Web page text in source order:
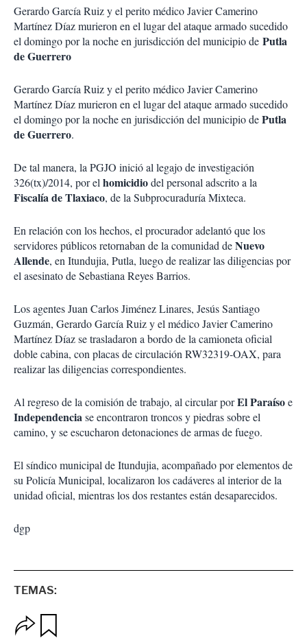
Gerardo García Ruiz y el perito médico Javier Camerino
Martínez Díaz murieron en el lugar del ataque armado sucedido
el domingo por la noche en jurisdicción del municipio de Putla
de Guerrero
Gerardo García Ruiz y el perito médico Javier Camerino
Martínez Díaz murieron en el lugar del ataque armado sucedido
el domingo por la noche en jurisdicción del municipio dePutla
de Guerrero.
De tal manera, la PGJO inició al legajo de investigación
326(tx)/2014, por el homicidiodel personal adscrito a la
Fiscalía de Tlaxiaco, de la Subprocuraduría Mixteca.
En relación con los hechos, el procurador adelantó que los
servidores públicos retornaban de la comunidad deNuevo
Allende, en Itundujia, Putla, luego de realizar las diligencias por
el asesinato de Sebastiana Reyes Barrios.
Los agentes Juan Carlos Jiménez Linares, Jesús Santiago
Guzmán, Gerardo García Ruiz y el médico Javier Camerino
Martínez Díaz se trasladaron a bordo de la camioneta oficial
doble cabina, con placas de circulación RW32319-OAX, para
realizar las diligencias correspondientes.
Al regreso de la comisión de trabajo, al circular porEl Paraísoe
Independenciase encontraron troncos y piedras sobre el
camino, y se escucharon detonaciones de armas de fuego.
El síndico municipal de Itundujia, acompañado por elementos de
su Policía Municipal, localizaron los cadáveres al interior de la
unidad oficial, mientras los dos restantes están desaparecidos.
dgp
TEMAS: